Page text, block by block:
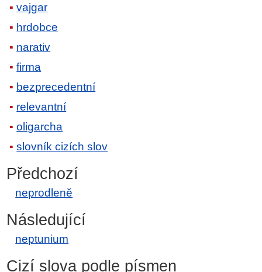
vajgar
hrdobce
narativ
firma
bezprecedentní
relevantní
oligarcha
slovník cizích slov
Předchozí
neprodleně
Následující
neptunium
Cizí slova podle písmen